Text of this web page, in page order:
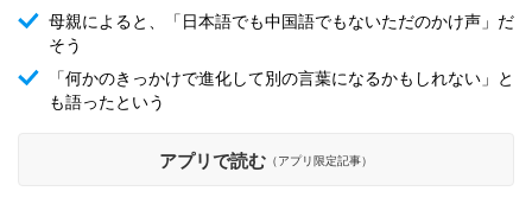
母親によると、「日本語でも中国語でもないただのかけ声」だ
そう
「何かのきっかけで進化して別の言葉になるかもしれない」と
も語ったという
アプリで読む （アプリ限定記事）